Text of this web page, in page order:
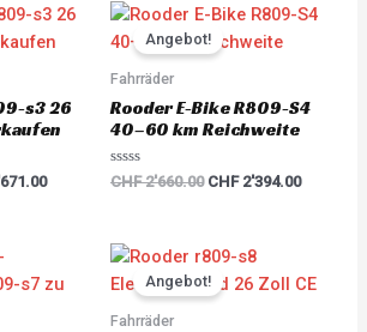
s3 26
Current
is:
CHF 2'671.00.
Angebot!
Fahrräder
Rooder E-Bike R809-S4
40–60 km Reichweite
R
a
0
o
u
t
f
CHF2'660.00
Original
price
was:
CHF2'394.00
Current
is:
CHF 2'603.00.
Angebot!
Fahrräder
Original
price
was:
is: